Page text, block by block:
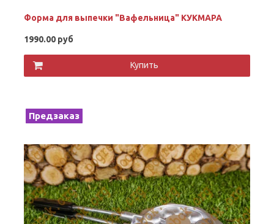
Форма для выпечки "Вафельница" КУКМАРА
1990.00 руб
Купить
Предзаказ